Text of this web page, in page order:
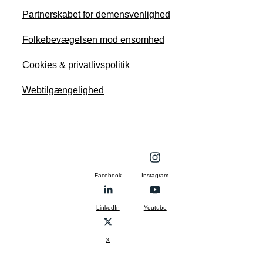
Partnerskabet for demensvenlighed
Folkebevægelsen mod ensomhed
Cookies & privatlivspolitik
Webtilgængelighed
Facebook Instagram
LinkedIn Youtube
X